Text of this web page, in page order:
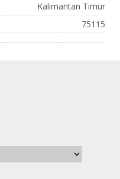
Kalimantan Timur
75115